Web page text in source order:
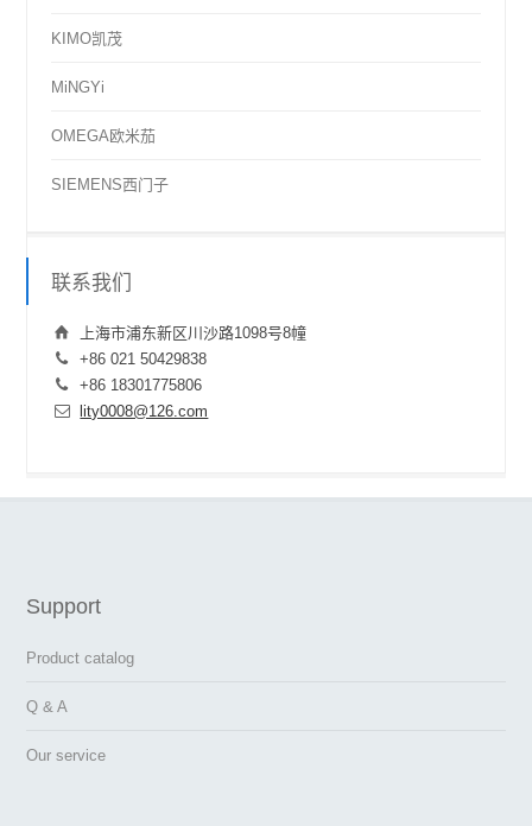
KIMO凯茂
MiNGYi
OMEGA欧米茄
SIEMENS西门子
联系我们
上海市浦东新区川沙路1098号8幢
+86 021 50429838
+86 18301775806
lity0008@126.com
Support
Product catalog
Q & A
Our service